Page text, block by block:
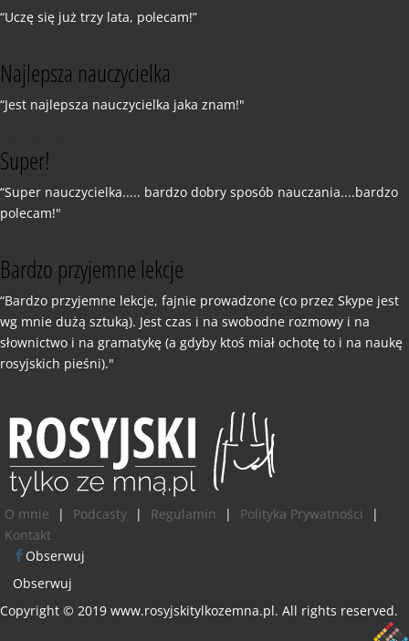
“Uczę się już trzy lata, polecam!”
Najlepsza nauczycielka
“Jest najlepsza nauczycielka jaka znam!"
Super!
“Super nauczycielka..... bardzo dobry sposób nauczania....bardzo
polecam!"
Bardzo przyjemne lekcje
“Bardzo przyjemne lekcje, fajnie prowadzone (co przez Skype jest
wg mnie dużą sztuką). Jest czas i na swobodne rozmowy i na
słownictwo i na gramatykę (a gdyby ktoś miał ochotę to i na naukę
rosyjskich pieśni)."
O mnie | Podcasty | Regulamin | Polityka Prywatności
|
Kontakt
Obserwuj
Obserwuj
Copyright © 2019 www.rosyjskitylkozemna.pl. All rights reserved.